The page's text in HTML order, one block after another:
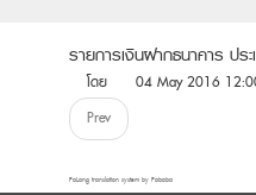
รายการเงินฝากธนาคาร ป
โดย
04 May 2016
Prev
FaLang translation system by Faboba